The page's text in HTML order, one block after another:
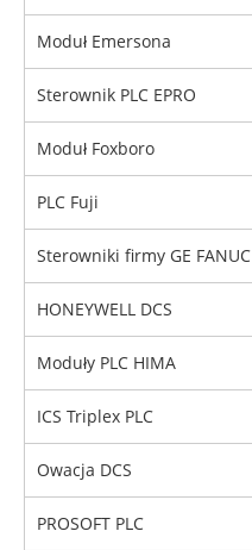
Moduł Emersona
Sterownik PLC EPRO
Moduł Foxboro
PLC Fuji
Sterowniki firmy GE FANUC
HONEYWELL DCS
Moduły PLC HIMA
ICS Triplex PLC
Owacja DCS
PROSOFT PLC